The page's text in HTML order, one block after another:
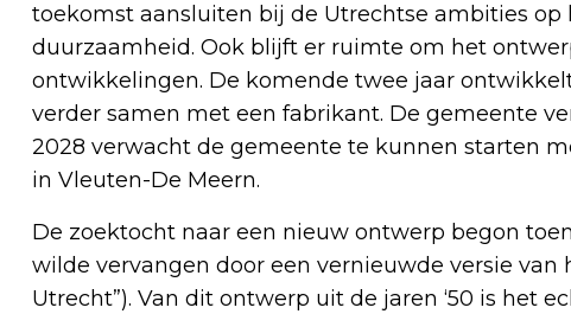
toekomst aansluiten bij de Utrechtse ambities
duurzaamheid. Ook blijft er ruimte om het
ontwikkelingen. De komende twee jaar
verder samen met een fabrikant. De gemeente
2028 verwacht de gemeente te kunnen starten
in Vleuten-De Meern.
De zoektocht naar een nieuw ontwerp begon
wilde vervangen door een vernieuwde versie van
Utrecht”). Van dit ontwerp uit de jaren ‘50 is het